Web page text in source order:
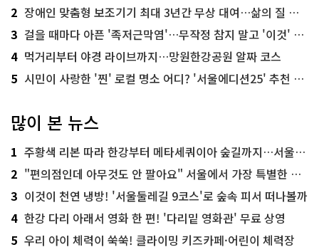
2 장애인 맞춤형 보조기기 최대 3년간 무상 대여…삶의 질 높인다
3 걸을 때마다 아픈 '족저근막염'…무작정 참지 말고 '이것' 해보세요!
4 먹거리부터 야경 라이브까지…망원한강공원 알짜 코스
5 시민이 사랑한 '찐' 로컬 명소 어디? '서울에디션25' 추천 코스
많이 본 뉴스
1 주황색 리본 따라 한강부터 메타세쿼이아 숲길까지…서울둘레길 15코스
2 "편의점인데 아무것도 안 팔아요" 서울에서 가장 특별한 편의점의 정체
3 이것이 천연 냉방! '서울둘레길 9코스'로 숲속 피서 떠나볼까
4 한강 다리 아래서 영화 한 편! '다리밑 영화관' 무료 상영
5 우리 아이 체력이 쑥쑥! 클라이밍 키즈카페·어린이 체력장